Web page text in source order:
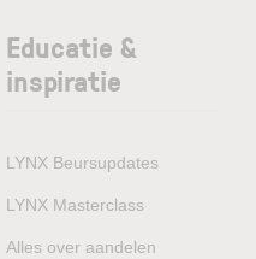
Educatie &
inspiratie
LYNX Beursupdates
LYNX Masterclass
Alles over aandelen